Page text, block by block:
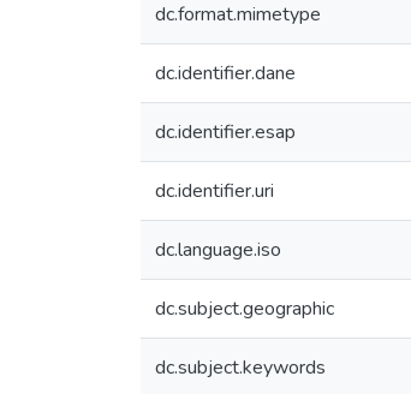
dc.format.mimetype
dc.identifier.dane
dc.identifier.esap
dc.identifier.uri
dc.language.iso
dc.subject.geographic
dc.subject.keywords